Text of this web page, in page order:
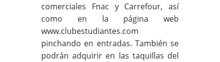
comerciales Fnac y Carrefour, así
como en la página web
www.clubestudiantes.com
pinchando en entradas. También se
podrán adquirir en las taquillas del